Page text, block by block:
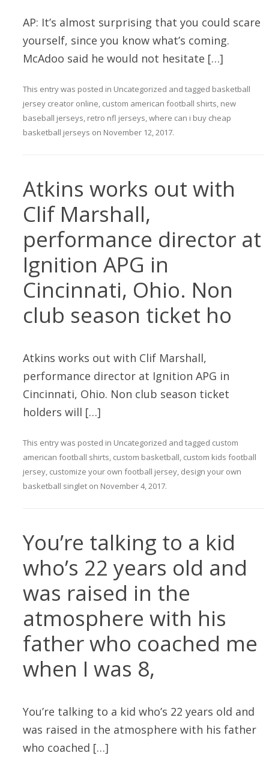
AP: It’s almost surprising that you could scare
yourself, since you know what’s coming.
McAdoo said he would not hesitate […]
This entry was posted in Uncategorized and tagged basketball
jersey creator online, custom american football shirts, new
baseball jerseys, retro nfl jerseys,where can i buy cheap
basketball jerseys on November 12, 2017.
Atkins works out with
Clif Marshall,
performance director at
Ignition APG in
Cincinnati, Ohio. Non
club season ticket ho
Atkins works out with Clif Marshall,
performance director at Ignition APG in
Cincinnati, Ohio. Non club season ticket
holders will […]
This entry was posted in Uncategorized and tagged custom
american football shirts, custom basketball, custom kids football
jersey, customize your own football jersey, design your own
basketball singlet on November 4, 2017.
You’re talking to a kid
who’s 22 years old and
was raised in the
atmosphere with his
father who coached me
when I was 8,
You’re talking to a kid who’s 22 years old and
was raised in the atmosphere with his father
who coached […]